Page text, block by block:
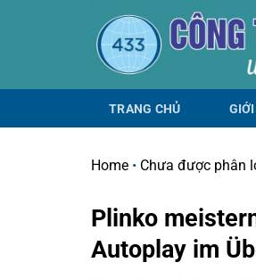
TRANG CHỦ
Home • Chưa được phân
Plinko
Autoplay im